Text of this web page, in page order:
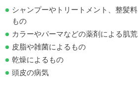
シャンプーやトリートメント、整髪
もの
カラーやパーマなどの薬剤による肌
皮脂や雑菌によるもの
乾燥によるもの
頭皮の病気